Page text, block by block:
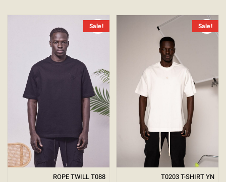
Sale!
T0203 T-SHIRT YN
המחיר המקורי היה: ₪499.00.
המחיר הנוכחי הוא: ₪249.00.
Sale!
ROPE TWILL T088